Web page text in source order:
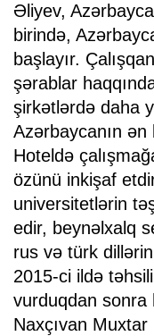
Əliyev,
birində,
başlayır.
şərablar
şirkətlərdə daha
Azərbaycanın
Hoteldə
özünü inkişaf
universitetlərin
edir, beynəlxalq
rus və türk
2015-ci ildə
vurduqdan sonra
Naxçıvan Muxtar